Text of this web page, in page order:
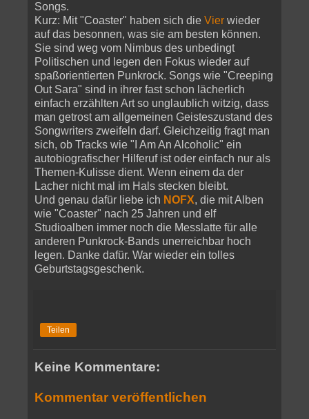
Songs.
Kurz: Mit "Coaster" haben sich die Vier wieder
auf das besonnen, was sie am besten können.
Sie sind weg vom Nimbus des unbedingt
Politischen und legen den Fokus wieder auf
spaßorientierten Punkrock. Songs wie "Creeping
Out Sara" sind in ihrer fast schon lächerlich
einfach erzählten Art so unglaublich witzig, dass
man getrost am allgemeinen Geisteszustand des
Songwriters zweifeln darf. Gleichzeitig fragt man
sich, ob Tracks wie "I Am An Alcoholic" ein
autobiografischer Hilferuf ist oder einfach nur als
Themen-Kulisse dient. Wenn einem da der
Lacher nicht mal im Hals stecken bleibt.
Und genau dafür liebe ich NOFX, die mit Alben
wie "Coaster" nach 25 Jahren und elf
Studioalben immer noch die Messlatte für alle
anderen Punkrock-Bands unerreichbar hoch
legen. Danke dafür. War wieder ein tolles
Geburtstagsgeschenk.
Teilen
Keine Kommentare:
Kommentar veröffentlichen